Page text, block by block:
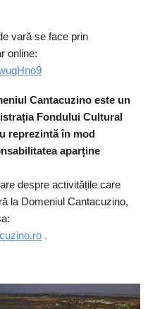
vară se face prin
online:
Cantacuzino este un
Fondului Cultural
reprezintă în mod
aparține
despre activitățile care
la Domeniul Cantacuzino,
.